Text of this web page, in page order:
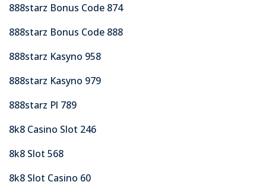
888starz Bonus Code 874
888starz Bonus Code 888
888starz Kasyno 958
888starz Kasyno 979
888starz Pl 789
8k8 Casino Slot 246
8k8 Slot 568
8k8 Slot Casino 60